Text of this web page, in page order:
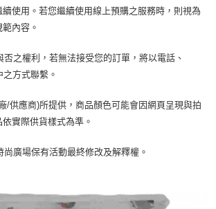
未通過狀況，表示未達大哥付你分期系統評分，恕無
後，可選擇「超商條碼／台灣大直營門市／銀行轉
大股份有限公司」（以下簡稱本公司）所提供，讓
司後，依約使用本公司帳單繳交帳款。
哥付你分期」之契約關係目的，商店將以您的個人
請詳閱以下連結：https://oppay.tw/userRule
碼，簡訊認證，即可結帳。
／服務後，再付款。
結帳流程】
AFTEE先享後付」後，將跳轉至「AFTEE先享後付」
證並確認金額後，即可完成結帳。
後14天內，點擊此簡訊中的連結，可透過四大超商／
元方式進行付款，方視為交易完成。
成當下不需立刻繳費，但若您需要取消訂單，請聯絡
含以上)免運費
使用。若您繼續使用線上預購之服務時，則視為
內容。
之權利，若無法接受您的訂單，將以電話、
方式聯繫。
/供應商)所提供，商品顏色可能會因網頁呈現與拍
實際供貨樣式為準。
廣場保有活動最終修改及解釋權。